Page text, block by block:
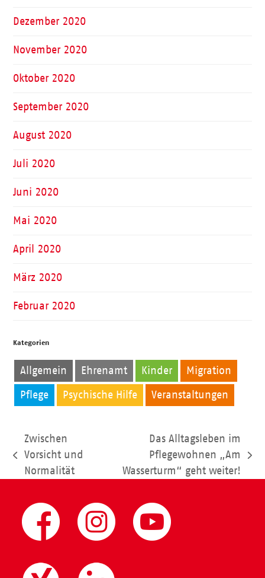
Dezember 2020
November 2020
Oktober 2020
September 2020
August 2020
Juli 2020
Juni 2020
Mai 2020
April 2020
März 2020
Februar 2020
Kategorien
Allgemein Ehrenamt Kinder Migration
Pflege Psychische Hilfe Veranstaltungen
vorheriger
Beitrag:
Zwischen
Vorsicht und
Normalität
Beitrag:
Das Alltagsleben im
Pflegewohnen „Am
Wasserturm“ geht weiter!